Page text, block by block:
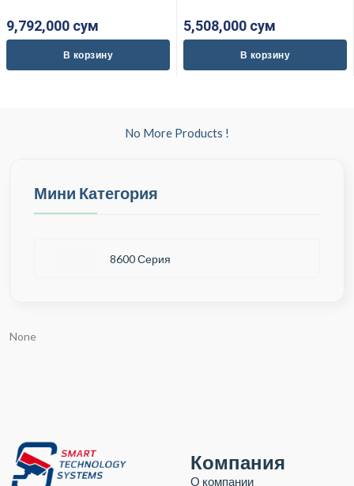
9,792,000 cум
В корзину
5,508,000 cум
В корзину
No More Products !
Мини Категория
8600 Серия
None
Компания
О компании